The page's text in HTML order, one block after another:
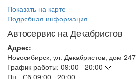
Показать на карте
Подробная информация
Автосервис на Декабристов
Адрес:
Новосибирск, ул. Декабристов, дом 247
График работы: 09:00 - 20:00
Пн - Сб 09:00 - 20:00